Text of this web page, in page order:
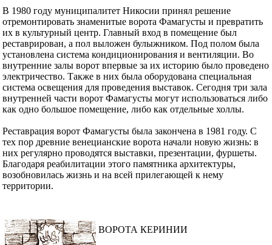
В 1980 году муниципалитет Никосии принял решение
отремонтировать знаменитые ворота Фамагусты и превратить
их в культурный центр. Главный вход в помещение был
реставрирован, а пол выложен булыжником. Под полом была
установлена система кондиционирования и вентиляции. Во
внутренние залы ворот впервые за их историю было проведено
электричество. Также в них была оборудована специальная
система освещения для проведения выставок. Сегодня три зала
внутренней части ворот Фамагусты могут использоваться либо
как одно большое помещение, либо как отдельные холлы.
Реставрация ворот Фамагусты была закончена в 1981 году. С
тех пор древние венецианские ворота начали новую жизнь: в
них регулярно проводятся выставки, презентации, фуршеты.
Благодаря реабилитации этого памятника архитектуры,
возобновилась жизнь и на всей прилегающей к нему
территории.
ВОРОТА КЕРИНИИ